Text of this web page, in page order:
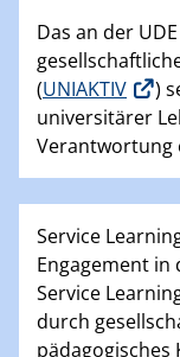
Das an der
(UNIAKTIV
)
universitärer
Verantwortung
Service
Engagement
Service
durch
pädagogisches